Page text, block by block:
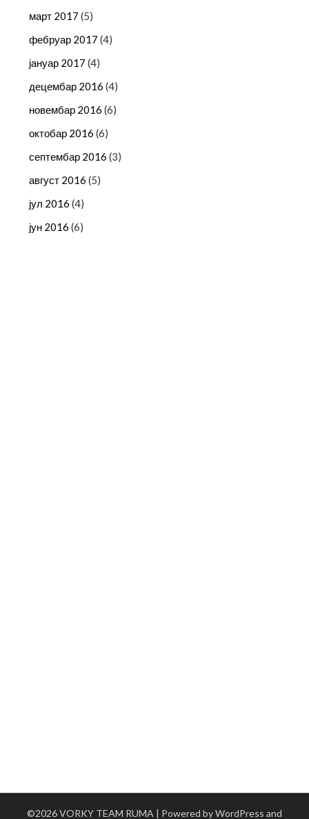
март 2017 (5)
фебруар 2017 (4)
јануар 2017 (4)
децембар 2016 (4)
новембар 2016 (6)
октобар 2016 (6)
септембар 2016 (3)
август 2016 (5)
јул 2016 (4)
јун 2016 (6)
©2026 VORKY TEAM RUMA | Powered by WordPress and